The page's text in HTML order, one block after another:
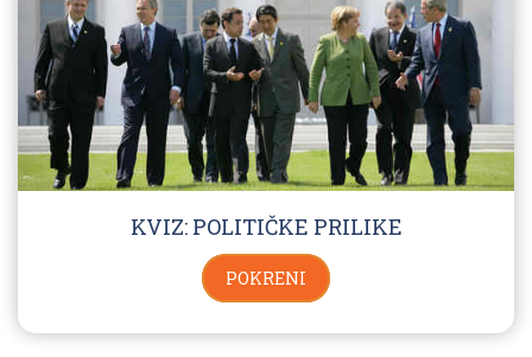
KVIZ: POLITIČKE PRILIKE
POKRENI